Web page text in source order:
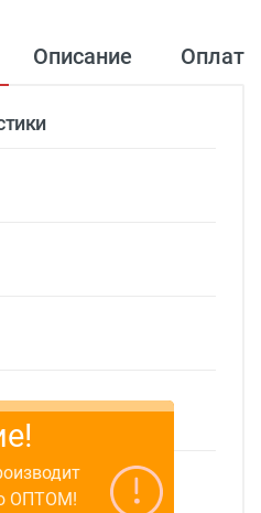
Описание Оплата